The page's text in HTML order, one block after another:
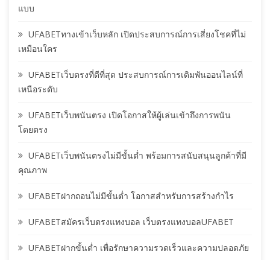
แบบ
UFABETทางเข้าเว็บหลัก เปิดประสบการณ์การเสี่ยงโชคที่ไม่
เหมือนใคร
UFABETเว็บตรงที่ดีที่สุด ประสบการณ์การเดิมพันออนไลน์ที่
เหนือระดับ
UFABETเว็บพนันตรง เปิดโอกาสให้ผู้เล่นเข้าถึงการพนัน
โดยตรง
UFABETเว็บพนันตรงไม่มีขั้นต่ำ พร้อมการสนับสนุนลูกค้าที่มี
คุณภาพ
UFABETฝากถอนไม่มีขั้นต่ำ โอกาสสำหรับการสร้างกำไร
UFABETสมัครเว็บตรงแทงบอล เว็บตรงแทงบอลUFABET
UFABETฝากขั้นต่ำ เพื่อรักษาความรวดเร็วและความปลอดภัย